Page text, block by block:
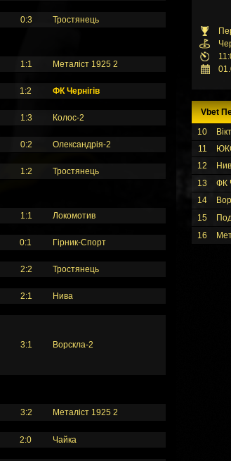
0:3 Тростянець
1:1 Металіст 1925 2
1:2 ФК Чернігів
1:3 Колос-2
0:2 Олександрія-2
1:2 Тростянець
1:1 Локомотив
0:1 Гірник-Спорт
2:2 Тростянець
2:1 Нива
3:1 Ворскла-2
3:2 Металіст 1925 2
2:0 Чайка
Vbet
10
11
12
13
ФК
14
15
16